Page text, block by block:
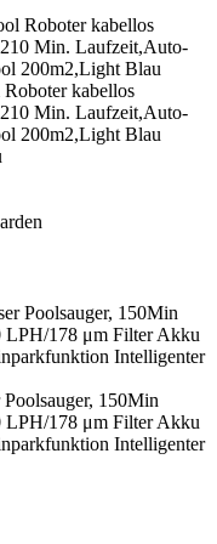
kabellos
Min. Laufzeit,Auto-
200m2,Light Blau
150Min
LPH/178 μm Filter Akku
Intelligenter